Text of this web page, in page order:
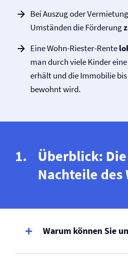
Bei Auszug oder
Umständen die Förderung
Eine Wohn-Riester-Rente
man durch viele Kinder
erhält und die Immobilie
bewohnt wird.
Überblick:
Nachteile des
Warum können Sie